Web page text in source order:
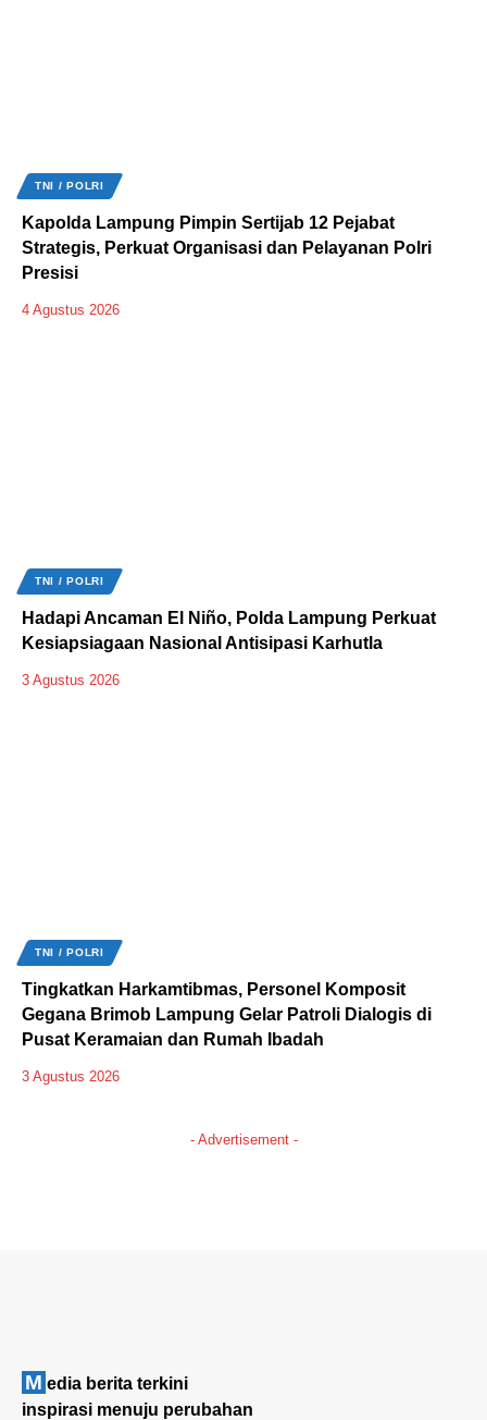
TNI / POLRI
Kapolda Lampung Pimpin Sertijab 12 Pejabat
Strategis, Perkuat Organisasi dan Pelayanan Polri
Presisi
4 Agustus 2026
TNI / POLRI
Hadapi Ancaman El Niño, Polda Lampung Perkuat
Kesiapsiagaan Nasional Antisipasi Karhutla
3 Agustus 2026
TNI / POLRI
Tingkatkan Harkamtibmas, Personel Komposit
Gegana Brimob Lampung Gelar Patroli Dialogis di
Pusat Keramaian dan Rumah Ibadah
3 Agustus 2026
- Advertisement -
M edia berita terkini
inspirasi menuju perubahan